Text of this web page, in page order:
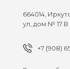
664014,
ул, дом № 17 В
+7 (908)